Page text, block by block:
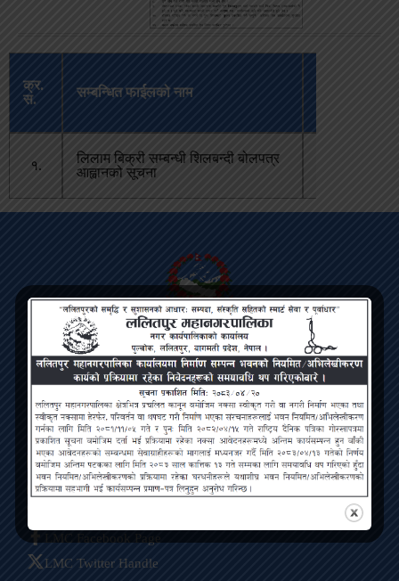
क्र.
स.
सम्बन्धित फाईलको नाम
१.
लिलाम बिक्री सम्बन्धी शिलबन्दी बोलपत्र
आह्वानको सूचना
Lalitpur Metropolitan City
Bagmati Pradesh, Pulchowk, Lalitpur
Contact
ललितपुर महानगरपालिका, पुल्चोक, ललितपुर
info@lmc.gov.np
LMC Twitter Handle